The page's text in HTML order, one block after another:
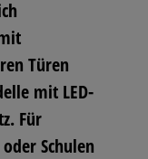
Türen
mit LED-
Für
Schulen